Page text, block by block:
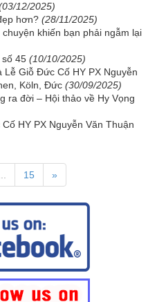
12/2025)
hơn? (28/11/2025)
khiến bạn phải ngẫm lại
số 45 (10/10/2025)
Lễ Giỗ Đức Cố HY PX Nguyễn
Köln, Đức (30/09/2025)
ra đời – Hội thảo về Hy Vọng
HY PX Nguyễn Văn Thuận
15 »